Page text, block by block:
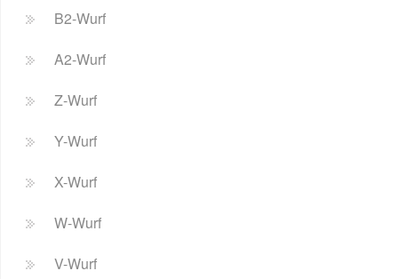
B2-Wurf
A2-Wurf
Z-Wurf
Y-Wurf
X-Wurf
W-Wurf
V-Wurf